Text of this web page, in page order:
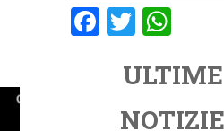
F T
tt
er
at
s
ULTIME
NOTIZIE